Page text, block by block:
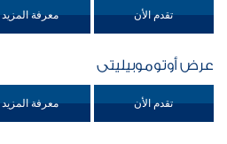
تقدم الأن معرفة المزيد
عرض أوتوموبيليتى
تقدم الأن معرفة المزيد